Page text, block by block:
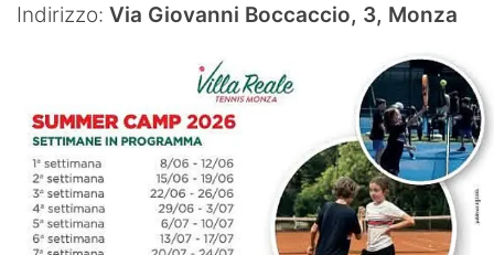
Indirizzo: Via Giovanni Boccaccio, 3, Monza